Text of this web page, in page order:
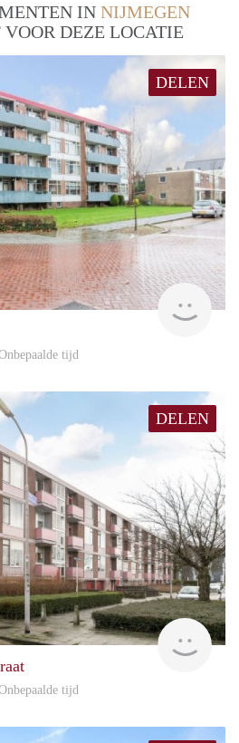
IN NIJMEGEN
DEZE LOCATIE
DELEN
tijd
DELEN
tijd